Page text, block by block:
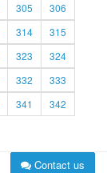
305
306
314
315
323
324
332
333
341
342
Contact us